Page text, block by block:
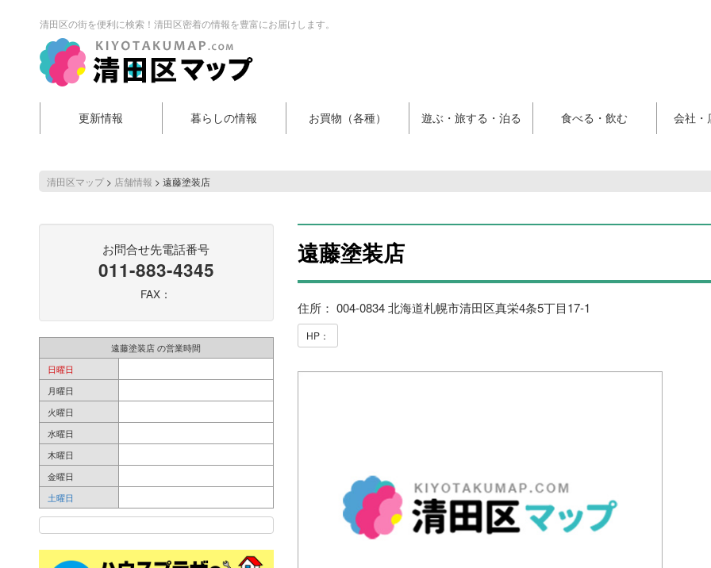
清田区の街を便利に検索！清田区密着の情報を豊富にお届けします。
更新情報 暮らしの情報 お買物（各種） 遊ぶ・旅する・泊る 食べる・飲む 会社・
清田区マップ> 店舗情報 > 遠藤塗装店
お問合せ先電話番号
011-883-4345
FAX：
遠藤塗装店 の営業時間
日曜日
月曜日
火曜日
水曜日
木曜日
金曜日
土曜日
遠藤塗装店
住所： 004-0834 北海道札幌市清田区真栄4条5丁目17-1
HP：